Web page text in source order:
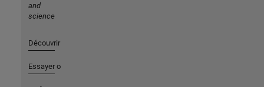
and
science
Découvrir les produits
Essayer ou acheter